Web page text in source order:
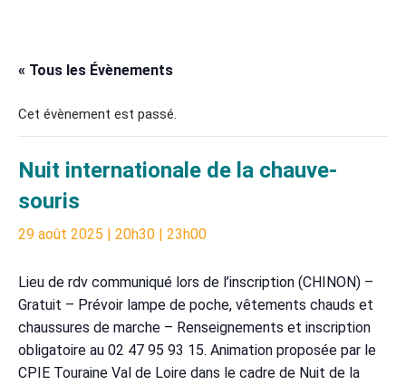
« Tous les Évènements
Cet évènement est passé.
Nuit internationale de la chauve-
souris
29 août 2025 | 20h30 | 23h00
Lieu de rdv communiqué lors de l’inscription (CHINON) –
Gratuit – Prévoir lampe de poche, vêtements chauds et
chaussures de marche – Renseignements et inscription
obligatoire au 02 47 95 93 15. Animation proposée par le
CPIE Touraine Val de Loire dans le cadre de Nuit de la